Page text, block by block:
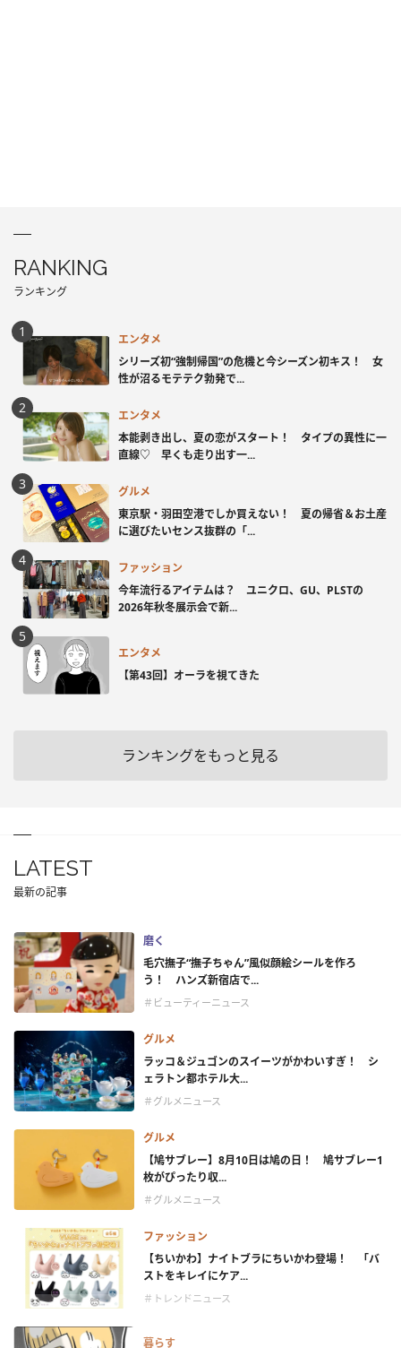
RANKING
ランキング
エンタメ
シリーズ初“強制帰国”の危機と今シーズン初キス！ 女
性が沼るモテテク勃発で...
エンタメ
本能剥き出し、夏の恋がスタート！ タイプの異性に一
直線♡ 早くも走り出す一...
グルメ
東京駅・羽田空港でしか買えない！ 夏の帰省＆お土産
に選びたいセンス抜群の「...
ファッション
今年流行るアイテムは？ ユニクロ、GU、PLSTの
2026年秋冬展示会で新...
エンタメ
【第43回】オーラを視てきた
ランキングをもっと見る
LATEST
最新の記事
磨く
毛穴撫子“撫子ちゃん”風似顔絵シールを作ろ
う！ ハンズ新宿店で...
＃ビューティーニュース
グルメ
ラッコ＆ジュゴンのスイーツがかわいすぎ！ シ
ェラトン都ホテル大...
＃グルメニュース
グルメ
【鳩サブレー】8月10日は鳩の日！ 鳩サブレー1
枚がぴったり収...
＃グルメニュース
ファッション
【ちいかわ】ナイトブラにちいかわ登場！ 「バ
ストをキレイにケア...
＃トレンドニュース
暮らす